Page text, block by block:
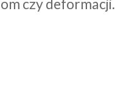
czy deformacji.